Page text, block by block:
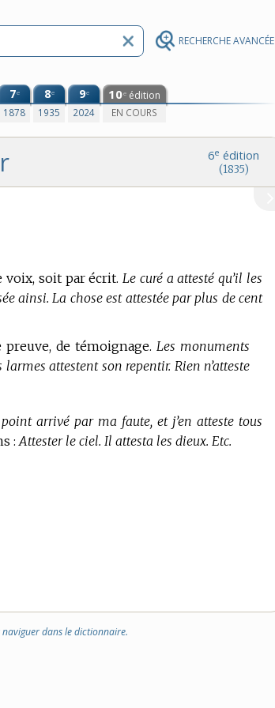
RECHERCHE AVANCÉE
7e
1878
8e
1935
9e
2024
10e édition
EN COURS
6e édition
(1835)
voix, soit par écrit. Le curé a attesté qu’il les
ainsi. La chose est attestée par plus de cent
de témoignage. Les monuments
attestent son repentir. Rien n’atteste
point arrivé par ma faute, et j’en atteste tous
: Attester le ciel. Il attesta les dieux. Etc.
dans le dictionnaire.